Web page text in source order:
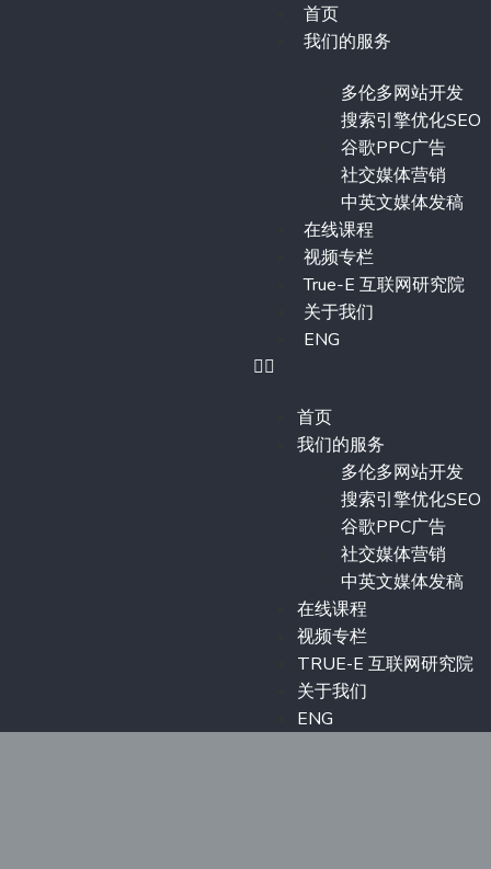
首页
我们的服务
多伦多网站开发
搜索引擎优化SEO
谷歌PPC广告
社交媒体营销
中英文媒体发稿
在线课程
视频专栏
True-E 互联网研究院
关于我们
ENG
首页
我们的服务
多伦多网站开发
搜索引擎优化SEO
谷歌PPC广告
社交媒体营销
中英文媒体发稿
在线课程
视频专栏
TRUE-E 互联网研究院
关于我们
ENG